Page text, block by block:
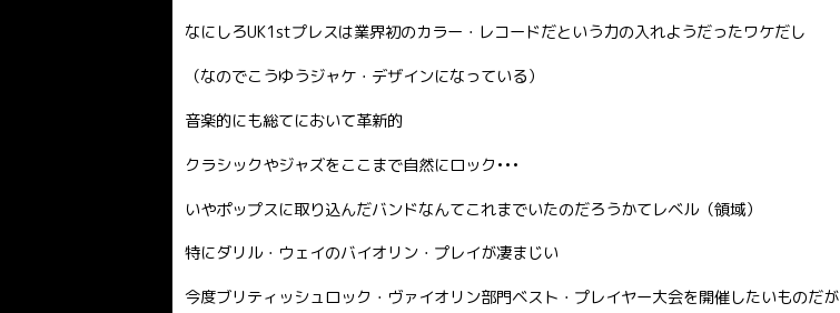
なにしろUK1stプレスは業界初のカラー・レコードだという力の入れようだったワケだし
（なのでこうゆうジャケ・デザインになっている）
音楽的にも総てにおいて革新的
クラシックやジャズをここまで自然にロック•••
いやポップスに取り込んだバンドなんてこれまでいたのだろうかてレベル（領域）
特にダリル・ウェイのバイオリン・プレイが凄まじい
今度ブリティッシュロック・ヴァイオリン部門ベスト・プレイヤー大会を開催したいものだが